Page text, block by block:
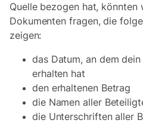
Quelle bezogen hat, könnten
Dokumenten fragen, die
zeigen:
das Datum, an dem
erhalten hat
den erhaltenen Betrag
die Namen aller
die Unterschriften aller